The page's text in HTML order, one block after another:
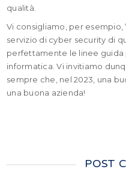
qualità.
Vi consigliamo, per esempio,
servizio di cyber security di
perfettamente le linee guida
informatica. Vi invitiamo
sempre che, nel 2023, una
una buona azienda!
POST